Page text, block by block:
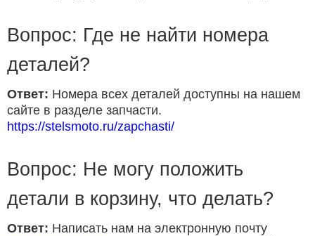
Вопрос: Где не найти номера
деталей?
Ответ: Номера всех деталей доступны на нашем
сайте в разделе запчасти.
https://stelsmoto.ru/zapchasti/
Вопрос: Не могу положить
детали в корзину, что делать?
Ответ: Написать нам на электронную почту